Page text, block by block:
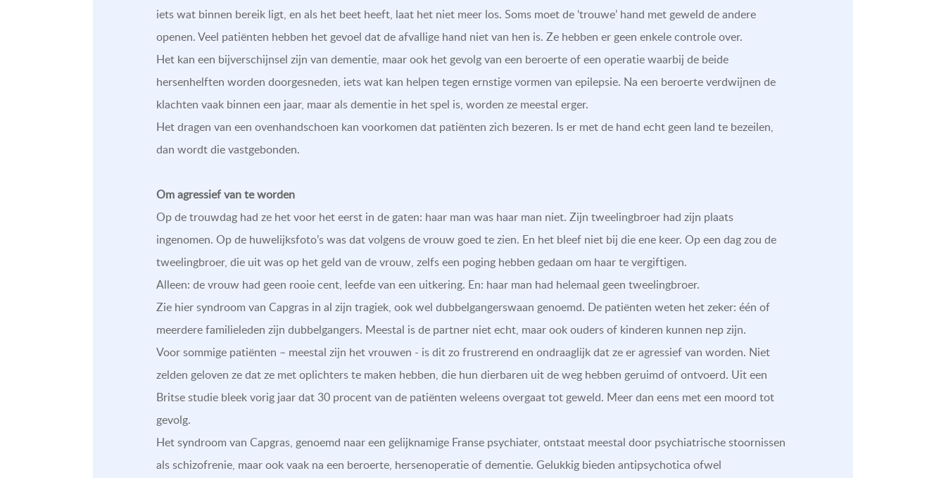
iets wat binnen bereik ligt, en als het beet heeft, laat het niet meer los. Soms moet de ‘trouwe’ hand met geweld de andere
openen. Veel patiënten hebben het gevoel dat de afvallige hand niet van hen is. Ze hebben er geen enkele controle over.
Het kan een bijverschijnsel zijn van dementie, maar ook het gevolg van een beroerte of een operatie waarbij de beide
hersenhelften worden doorgesneden, iets wat kan helpen tegen ernstige vormen van epilepsie. Na een beroerte verdwijnen de
klachten vaak binnen een jaar, maar als dementie in het spel is, worden ze meestal erger.
Het dragen van een ovenhandschoen kan voorkomen dat patiënten zich bezeren. Is er met de hand echt geen land te bezeilen,
dan wordt die vastgebonden.
Om agressief van te worden
Op de trouwdag had ze het voor het eerst in de gaten: haar man was haar man niet. Zijn tweelingbroer had zijn plaats
ingenomen. Op de huwelijksfoto’s was dat volgens de vrouw goed te zien. En het bleef niet bij die ene keer. Op een dag zou de
tweelingbroer, die uit was op het geld van de vrouw, zelfs een poging hebben gedaan om haar te vergiftigen.
Alleen: de vrouw had geen rooie cent, leefde van een uitkering. En: haar man had helemaal geen tweelingbroer.
Zie hier syndroom van Capgras in al zijn tragiek, ook wel dubbelgangerswaan genoemd. De patiënten weten het zeker: één of
meerdere familieleden zijn dubbelgangers. Meestal is de partner niet echt, maar ook ouders of kinderen kunnen nep zijn.
Voor sommige patiënten – meestal zijn het vrouwen - is dit zo frustrerend en ondraaglijk dat ze er agressief van worden. Niet
zelden geloven ze dat ze met oplichters te maken hebben, die hun dierbaren uit de weg hebben geruimd of ontvoerd. Uit een
Britse studie bleek vorig jaar dat 30 procent van de patiënten weleens overgaat tot geweld. Meer dan eens met een moord tot
gevolg.
Het syndroom van Capgras, genoemd naar een gelijknamige Franse psychiater, ontstaat meestal door psychiatrische stoornissen
als schizofrenie, maar ook vaak na een beroerte, hersenoperatie of dementie. Gelukkig bieden antipsychotica ofwel